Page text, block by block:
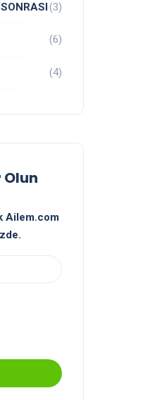
(3)
(6)
(4)
Ailem.com